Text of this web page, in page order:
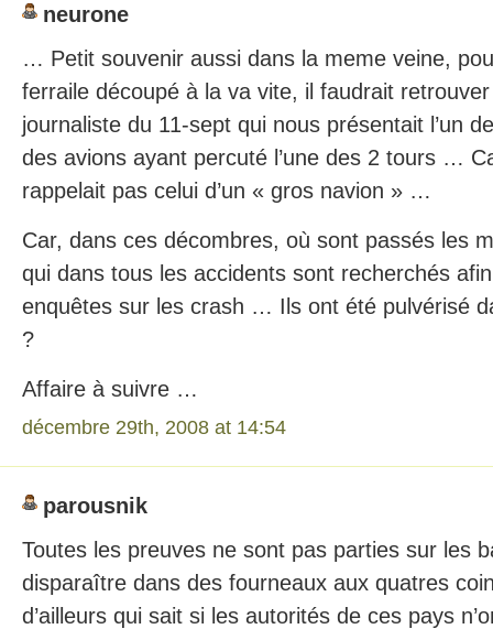
neurone
… Petit souvenir aussi dans la meme veine,
ferraile découpé à la va vite, il faudrait
journaliste du 11-sept qui nous présentait l’un
des avions ayant percuté l’une des 2 tours …
rappelait pas celui d’un « gros navion » …
Car, dans ces décombres, où sont passés les
qui dans tous les accidents sont recherchés
enquêtes sur les crash … Ils ont été pulvérisé
?
Affaire à suivre …
décembre 29th, 2008 at 14:54
parousnik
Toutes les preuves ne sont pas parties sur les
disparaître dans des fourneaux aux quatres
d’ailleurs qui sait si les autorités de ces pays